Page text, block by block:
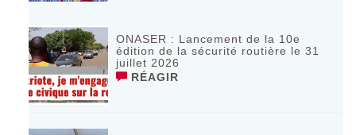
ONASER : Lancement de la 10e
édition de la sécurité routière le 31
juillet 2026
RÉAGIR